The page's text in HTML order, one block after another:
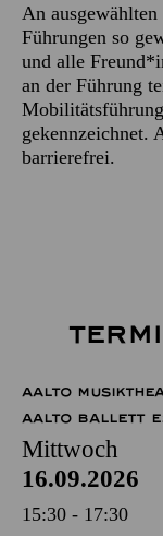
An
Führungen so
und alle
an der Führung
gekennzeichnet.
barrierefrei.
AALTO
AALTO BALLETT
Mittwoch
16.09.2026
15:30 - 17:30